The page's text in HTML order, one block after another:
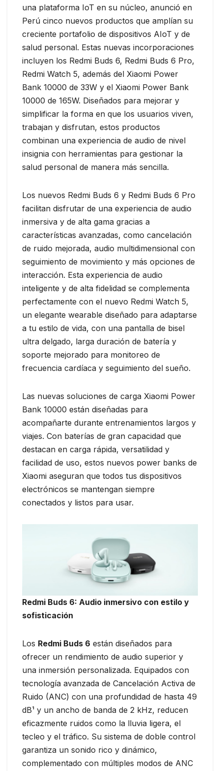
una plataforma IoT en su núcleo, anunció en
Perú cinco nuevos productos que amplían su
creciente portafolio de dispositivos AIoT y de
salud personal. Estas nuevas incorporaciones
incluyen los Redmi Buds 6, Redmi Buds 6 Pro,
Redmi Watch 5, además del Xiaomi Power
Bank 10000 de 33W y el Xiaomi Power Bank
10000 de 165W. Diseñados para mejorar y
simplificar la forma en que los usuarios viven,
trabajan y disfrutan, estos productos
combinan una experiencia de audio de nivel
insignia con herramientas para gestionar la
salud personal de manera más sencilla.
Los nuevos Redmi Buds 6 y Redmi Buds 6 Pro
facilitan disfrutar de una experiencia de audio
inmersiva y de alta gama gracias a
características avanzadas, como cancelación
de ruido mejorada, audio multidimensional con
seguimiento de movimiento y más opciones de
interacción. Esta experiencia de audio
inteligente y de alta fidelidad se complementa
perfectamente con el nuevo Redmi Watch 5,
un elegante wearable diseñado para adaptarse
a tu estilo de vida, con una pantalla de bisel
ultra delgado, larga duración de batería y
soporte mejorado para monitoreo de
frecuencia cardíaca y seguimiento del sueño.
Las nuevas soluciones de carga Xiaomi Power
Bank 10000 están diseñadas para
acompañarte durante entrenamientos largos y
viajes. Con baterías de gran capacidad que
destacan en carga rápida, versatilidad y
facilidad de uso, estos nuevos power banks de
Xiaomi aseguran que todos tus dispositivos
electrónicos se mantengan siempre
conectados y listos para usar.
Redmi Buds 6: Audio inmersivo con estilo y
sofisticación
Los Redmi Buds 6 están diseñados para
ofrecer un rendimiento de audio superior y
una inmersión personalizada. Equipados con
tecnología avanzada de Cancelación Activa de
Ruido (ANC) con una profundidad de hasta 49
dB¹ y un ancho de banda de 2 kHz, reducen
eficazmente ruidos como la lluvia ligera, el
tecleo y el tráfico. Su sistema de doble control
garantiza un sonido rico y dinámico,
complementado con múltiples modos de ANC